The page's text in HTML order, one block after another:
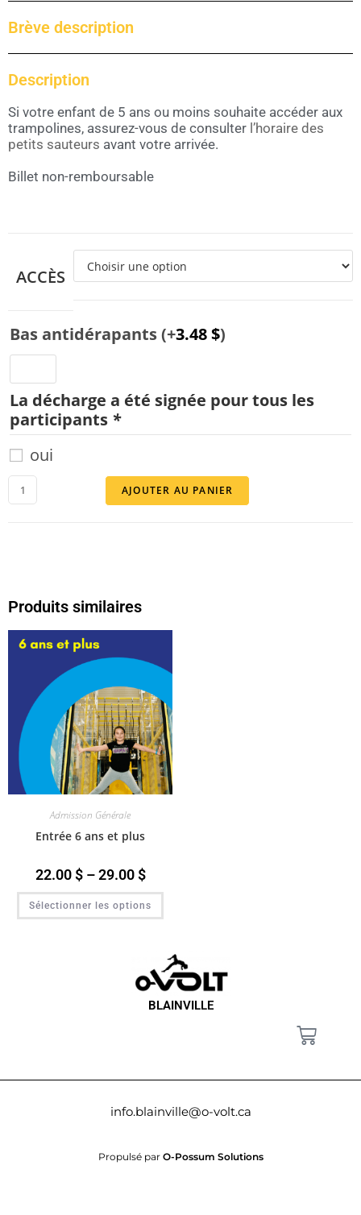
Brève description
Description
Si votre enfant de 5 ans ou moins souhaite accéder aux
trampolines, assurez-vous de consulter l’horaire des
petits sauteurs avant votre arrivée.
Billet non-remboursable
ACCÈS
Bas antidérapants(+3.48$)
La décharge a été signée pour tous les
participants *
oui
AJOUTER AU PANIER
Produits similaires
Admission Générale
Entrée 6 ans et plus
22.00$ – 29.00$
Sélectionner les options
BLAINVILLE
info.blainville@o-volt.ca
Propulsé par O-Possum Solutions